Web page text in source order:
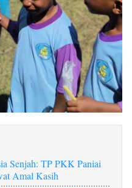
Senjah: TP PKK Paniai
Amal Kasih